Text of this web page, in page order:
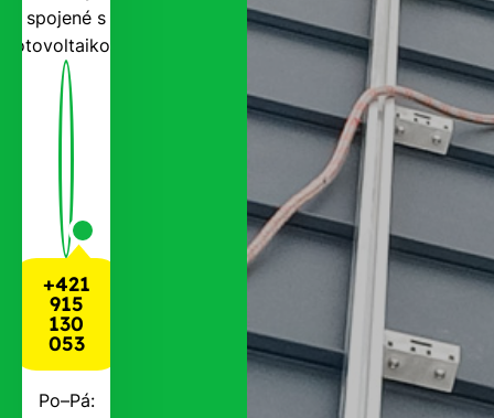
spojené s
fotovoltaikou.
+421
915
130
053
Po–Pá: